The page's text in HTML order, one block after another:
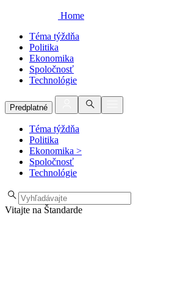
Home
Téma týždňa
Politika
Ekonomika
Spoločnosť
Technológie
Predplatné
Téma týždňa
Politika
Ekonomika >
Spoločnosť
Technológie
Vitajte na Štandarde